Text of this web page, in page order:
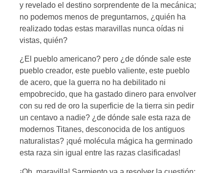
y revelado el destino sorprendente de la mecánica;
no podemos menos de preguntarnos, ¿quién ha
realizado todas estas maravillas nunca oídas ni
vistas, quién?
¿El pueblo americano? pero ¿de dónde sale este
pueblo creador, este pueblo valiente, este pueblo
de acero, que la guerra no ha debilitado ni
empobrecido, que ha gastado dinero para envolver
con su red de oro la superficie de la tierra sin pedir
un centavo a nadie? ¿de dónde sale esta raza de
modernos Titanes, desconocida de los antiguos
naturalistas? ¡qué molécula mágica ha germinado
esta raza sin igual entre las razas clasificadas!